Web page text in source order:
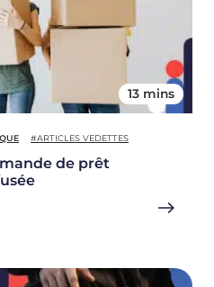
13 mins
#ARTICLES VEDETTES
de prêt